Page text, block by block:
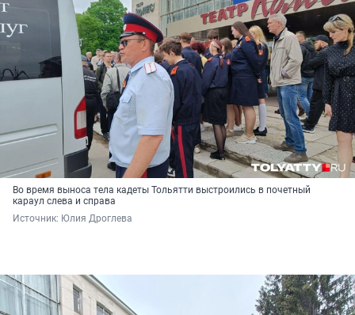
Во время выноса тела кадеты Тольятти выстроились в почетный
караул слева и справа
Источник: Юлия Дроглева